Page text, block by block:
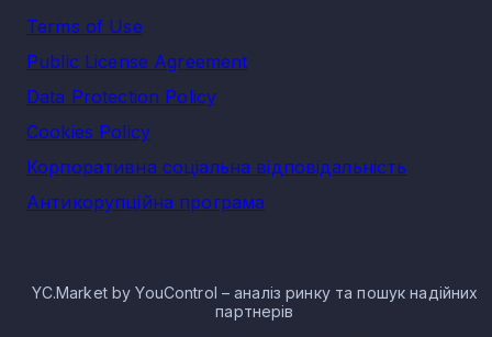
Terms of Use
Public License Agreement
Data Protection Policy
Cookies Policy
Корпоративна соціальна відповідальність
Антикорупційна програма
YC.Market by YouControl – аналіз ринку та пошук надійних
партнерів